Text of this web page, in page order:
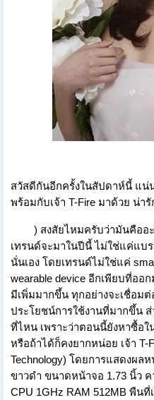
สวัสดีกันอีกครั้งในสัปดาห์นี้ แน่
พร้อมกับเจ้า T-Fire มาด้วย น่า
) สงสัยไหมครับว่ามันคือ
เทรนด์จะมาในปีนี้ ไม่ใช่แค่แบ
นั่นเอง โดยเทรนด์ไม่ใช่แค่
wearable device อีกเพียบที่ออ
มีเพิ่มมากขึ้น ทุกอย่างจะเชื่อม
ประโยชน์การใช้งานที่มากขึ้น ส่
ที่ไหน เพราะว่าตอนนี้ยังหาซื้อใ
หรือถ้าได้ก็คงยากหน่อย เจ้า T-
Technology) โดยการแสดงผล
ขาวดำ ขนาดหน้าจอ 1.73 นิ้ว ค
CPU 1GHz RAM 512MB พืนที่